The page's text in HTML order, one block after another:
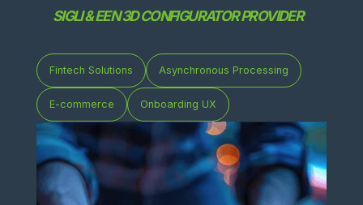
SIGLI & EEN 3D CONFIGURATOR PROVIDER
Fintech Solutions Asynchronous Processing
E-commerce Onboarding UX